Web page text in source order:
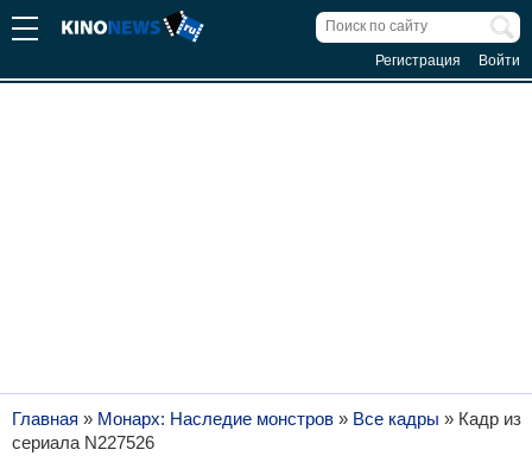
Регистрация Войти
Главная » Монарх: Наследие монстров » Все кадры » Кадр из
сериала N227526